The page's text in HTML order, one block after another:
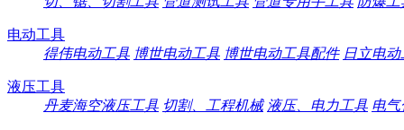
电动工具
得伟电动工具 博世电动工具 博世电动工具配件 日立电动
液压工具
丹麦海空液压工具 切割、工程机械 液压、电力工具 电气